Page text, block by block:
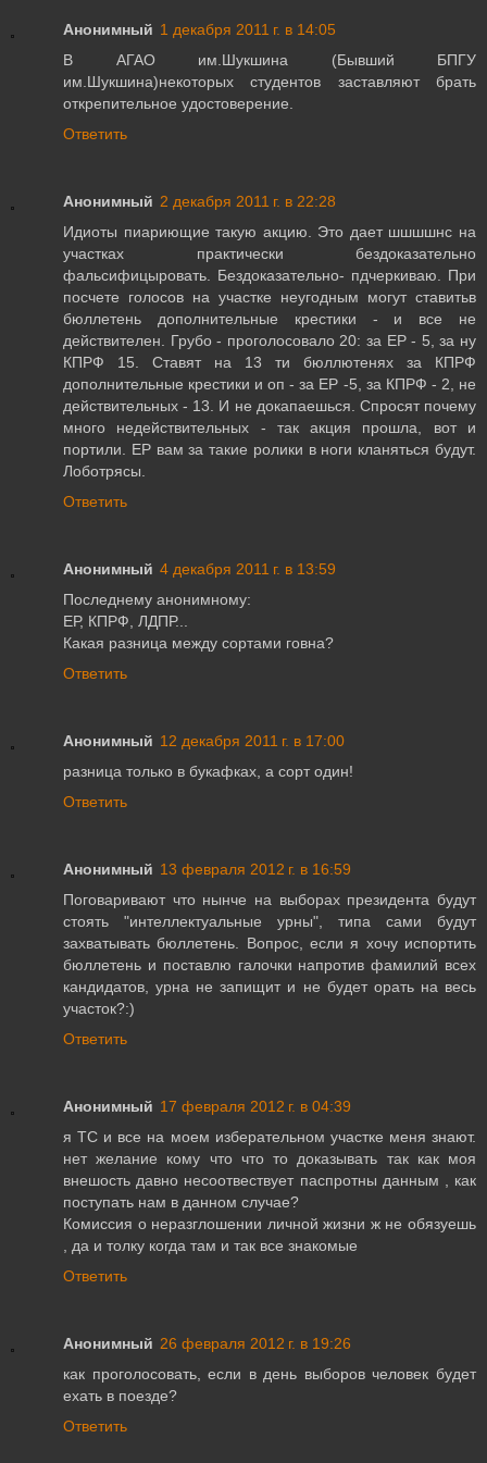
Анонимный 1 декабря 2011 г. в 14:05
В АГАО им.Шукшина (Бывший БПГУ
им.Шукшина)некоторых студентов заставляют брать
открепительное удостоверение.
Ответить
Анонимный 2 декабря 2011 г. в 22:28
Идиоты пиариющие такую акцию. Это дает шшшшнс на
участках практически бездоказательно
фальсифицыровать. Бездоказательно- пдчеркиваю. При
посчете голосов на участке неугодным могут ставитьв
бюллетень дополнительные крестики - и все не
действителен. Грубо - проголосовало 20: за ЕР - 5, за ну
КПРФ 15. Ставят на 13 ти бюллютенях за КПРФ
дополнительные крестики и оп - за ЕР -5, за КПРФ - 2, не
действительных - 13. И не докапаешься. Спросят почему
много недействительных - так акция прошла, вот и
портили. ЕР вам за такие ролики в ноги кланяться будут.
Лоботрясы.
Ответить
Анонимный 4 декабря 2011 г. в 13:59
Последнему анонимному:
ЕР, КПРФ, ЛДПР...
Какая разница между сортами говна?
Ответить
Анонимный 12 декабря 2011 г. в 17:00
разница только в букафках, а сорт один!
Ответить
Анонимный 13 февраля 2012 г. в 16:59
Поговаривают что нынче на выборах президента будут
стоять "интеллектуальные урны", типа сами будут
захватывать бюллетень. Вопрос, если я хочу испортить
бюллетень и поставлю галочки напротив фамилий всех
кандидатов, урна не запищит и не будет орать на весь
участок?:)
Ответить
Анонимный 17 февраля 2012 г. в 04:39
я ТС и все на моем изберательном участке меня знают.
нет желание кому что что то доказывать так как моя
внешость давно несоотвествует паспротны данным , как
поступать нам в данном случае?
Комиссия о неразглошении личной жизни ж не обязуешь
, да и толку когда там и так все знакомые
Ответить
Анонимный 26 февраля 2012 г. в 19:26
как проголосовать, если в день выборов человек будет
ехать в поезде?
Ответить